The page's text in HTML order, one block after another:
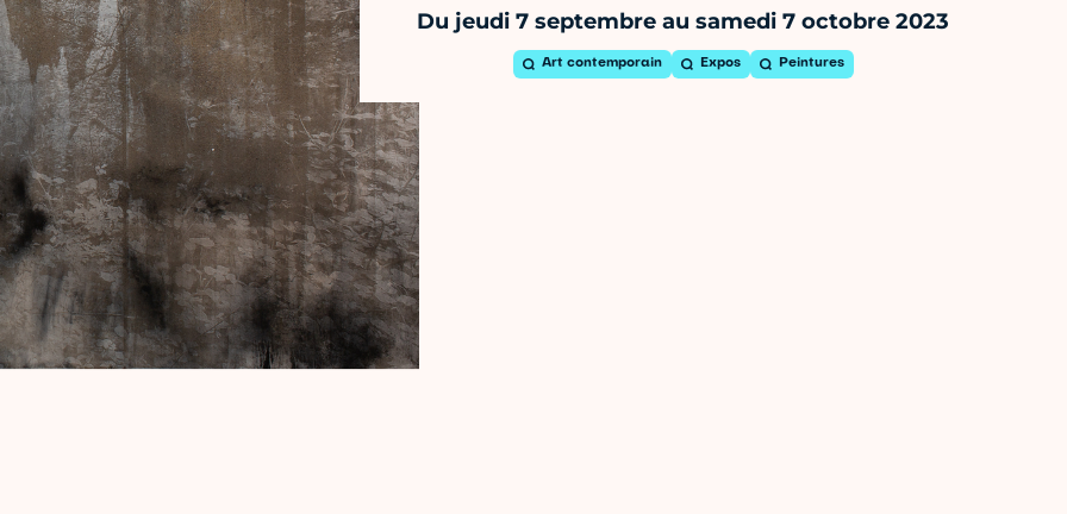
Du jeudi 7 septembre au samedi 7 octobre 2023
Art contemporain Expos Peintures